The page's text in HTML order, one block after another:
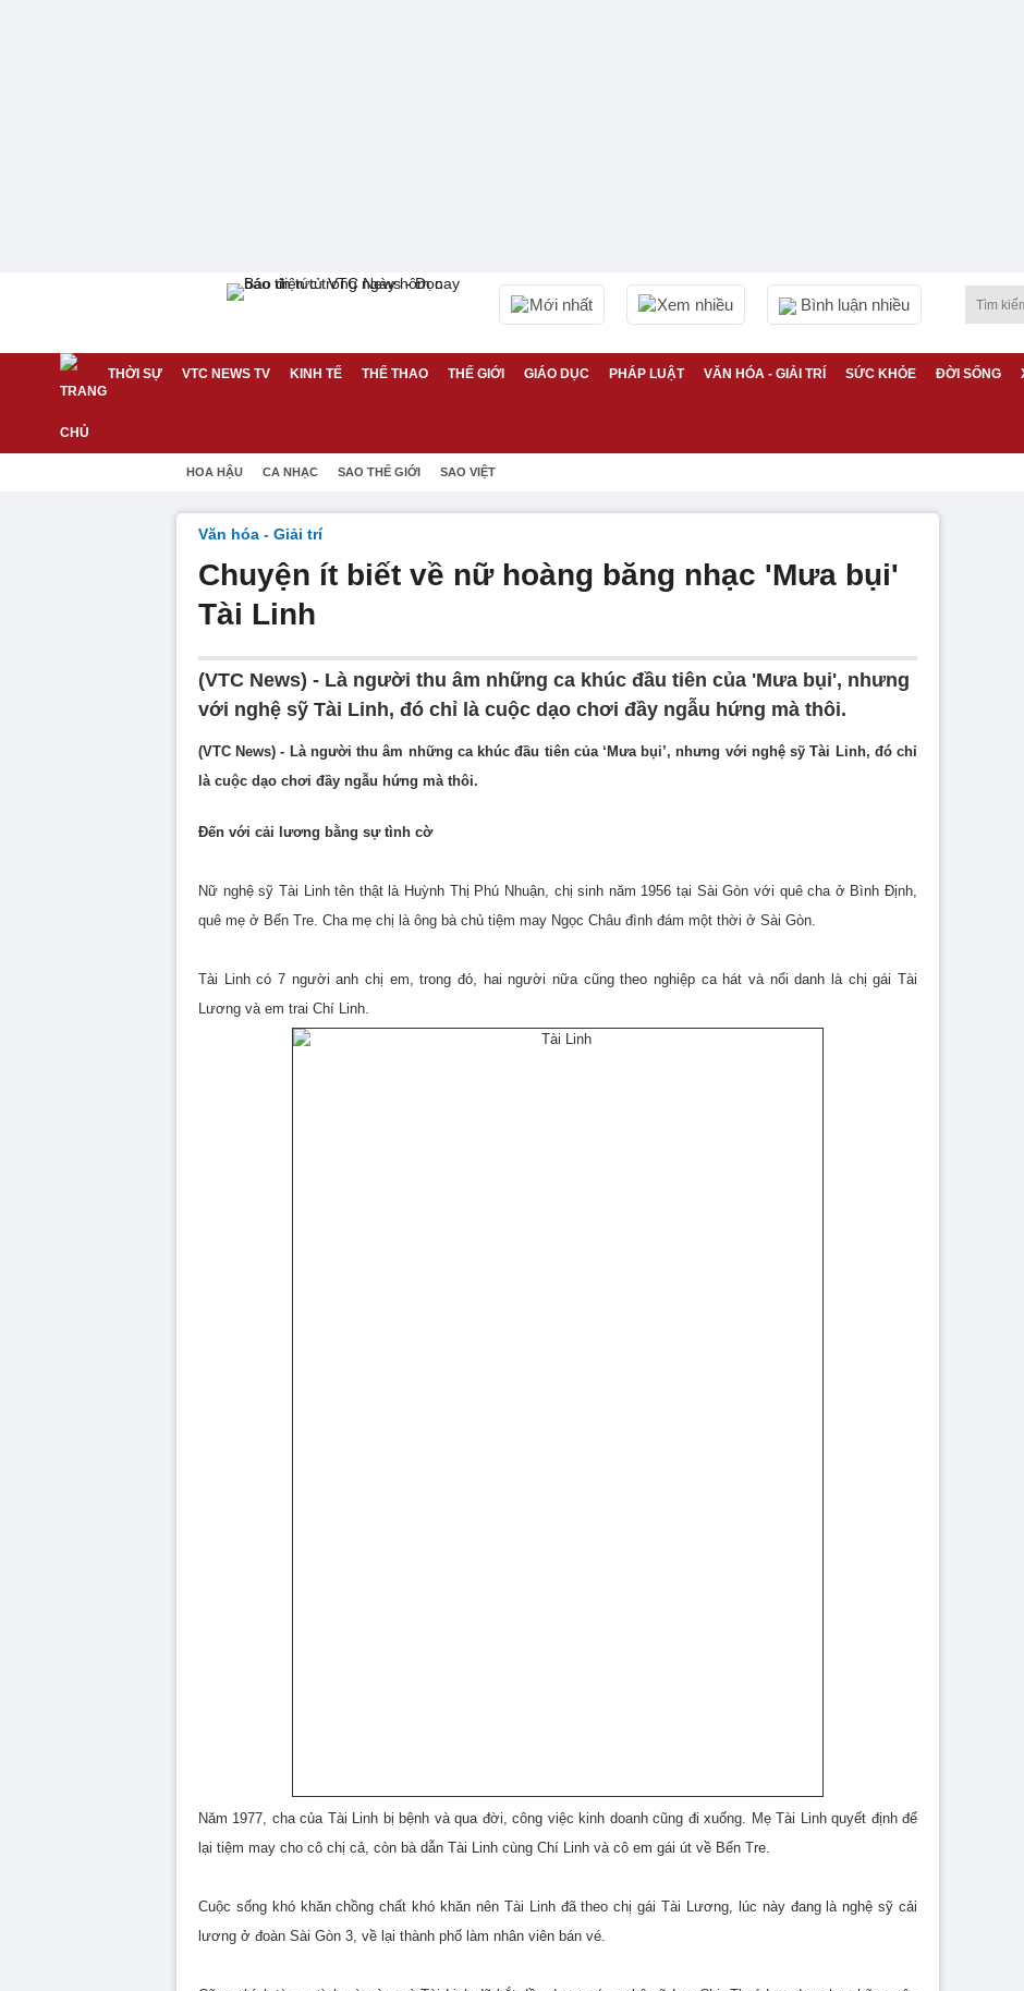
Mới nhất Xem nhiều Bình luận nhiều
THỜI SỰ VTC NEWS TV KINH TẾ THỂ THAO THẾ GIỚI GIÁO DỤC PHÁP LUẬT VĂN HÓA - GIẢI TRÍ SỨC KHỎE ĐỜI SỐNG
HOA HẬU CA NHẠC SAO THẾ GIỚI SAO VIỆT
Văn hóa - Giải trí
Chuyện ít biết về nữ hoàng băng nhạc 'Mưa bụi'
Tài Linh
(VTC News) - Là người thu âm những ca khúc đầu tiên của 'Mưa bụi', nhưng
với nghệ sỹ Tài Linh, đó chỉ là cuộc dạo chơi đầy ngẫu hứng mà thôi.
(VTC News) - Là người thu âm những ca khúc đầu tiên của ‘Mưa bụi’, nhưng với nghệ sỹ Tài Linh, đó chỉ
là cuộc dạo chơi đầy ngẫu hứng mà thôi.
Đến với cải lương bằng sự tình cờ
Nữ nghệ sỹ Tài Linh tên thật là Huỳnh Thị Phú Nhuận, chị sinh năm 1956 tại Sài Gòn với quê cha ở Bình Định,
quê mẹ ở Bến Tre. Cha mẹ chị là ông bà chủ tiệm may Ngọc Châu đình đám một thời ở Sài Gòn.
Tài Linh có 7 người anh chị em, trong đó, hai người nữa cũng theo nghiệp ca hát và nổi danh là chị gái Tài
Lương và em trai Chí Linh.
Năm 1977, cha của Tài Linh bị bệnh và qua đời, công việc kinh doanh cũng đi xuống. Mẹ Tài Linh quyết định để
lại tiệm may cho cô chị cả, còn bà dẫn Tài Linh cùng Chí Linh và cô em gái út về Bến Tre.
Cuộc sống khó khăn chồng chất khó khăn nên Tài Linh đã theo chị gái Tài Lương, lúc này đang là nghệ sỹ cải
lương ở đoàn Sài Gòn 3, về lại thành phố làm nhân viên bán vé.